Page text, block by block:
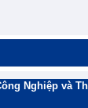
Nghiệp và